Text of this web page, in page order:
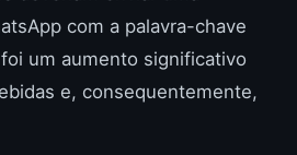
com a palavra-chave
foi um aumento significativo
e, consequentemente,